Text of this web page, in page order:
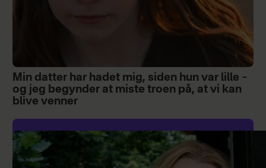
Min datter har hadet mig, siden hun var lille –
og jeg begynder at miste troen på, at vi kan
blive venner